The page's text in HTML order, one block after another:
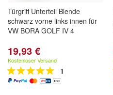
Türgriff Unterteil Blende
schwarz vorne links innen für
VW BORA GOLF IV 4
19,93 €
Kostenloser Versand
1